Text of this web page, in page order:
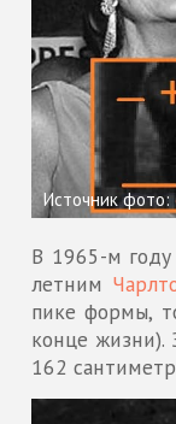
Источник фото:
В 1965-м
летним
пике формы,
конце жизни).
162